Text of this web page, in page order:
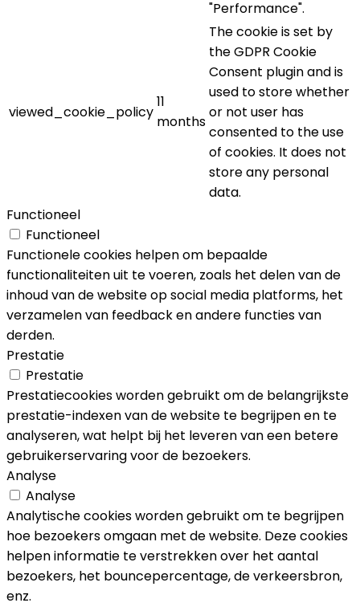
"Performance".
viewed_cookie_policy
11
months
The cookie is set by
the GDPR Cookie
Consent plugin and is
used to store whether
or not user has
consented to the use
of cookies. It does not
store any personal
data.
Functioneel
Functioneel
Functionele cookies helpen om bepaalde
functionaliteiten uit te voeren, zoals het delen van de
inhoud van de website op social media platforms, het
verzamelen van feedback en andere functies van
derden.
Prestatie
Prestatie
Prestatiecookies worden gebruikt om de belangrijkste
prestatie-indexen van de website te begrijpen en te
analyseren, wat helpt bij het leveren van een betere
gebruikerservaring voor de bezoekers.
Analyse
Analyse
Analytische cookies worden gebruikt om te begrijpen
hoe bezoekers omgaan met de website. Deze cookies
helpen informatie te verstrekken over het aantal
bezoekers, het bouncepercentage, de verkeersbron,
enz.